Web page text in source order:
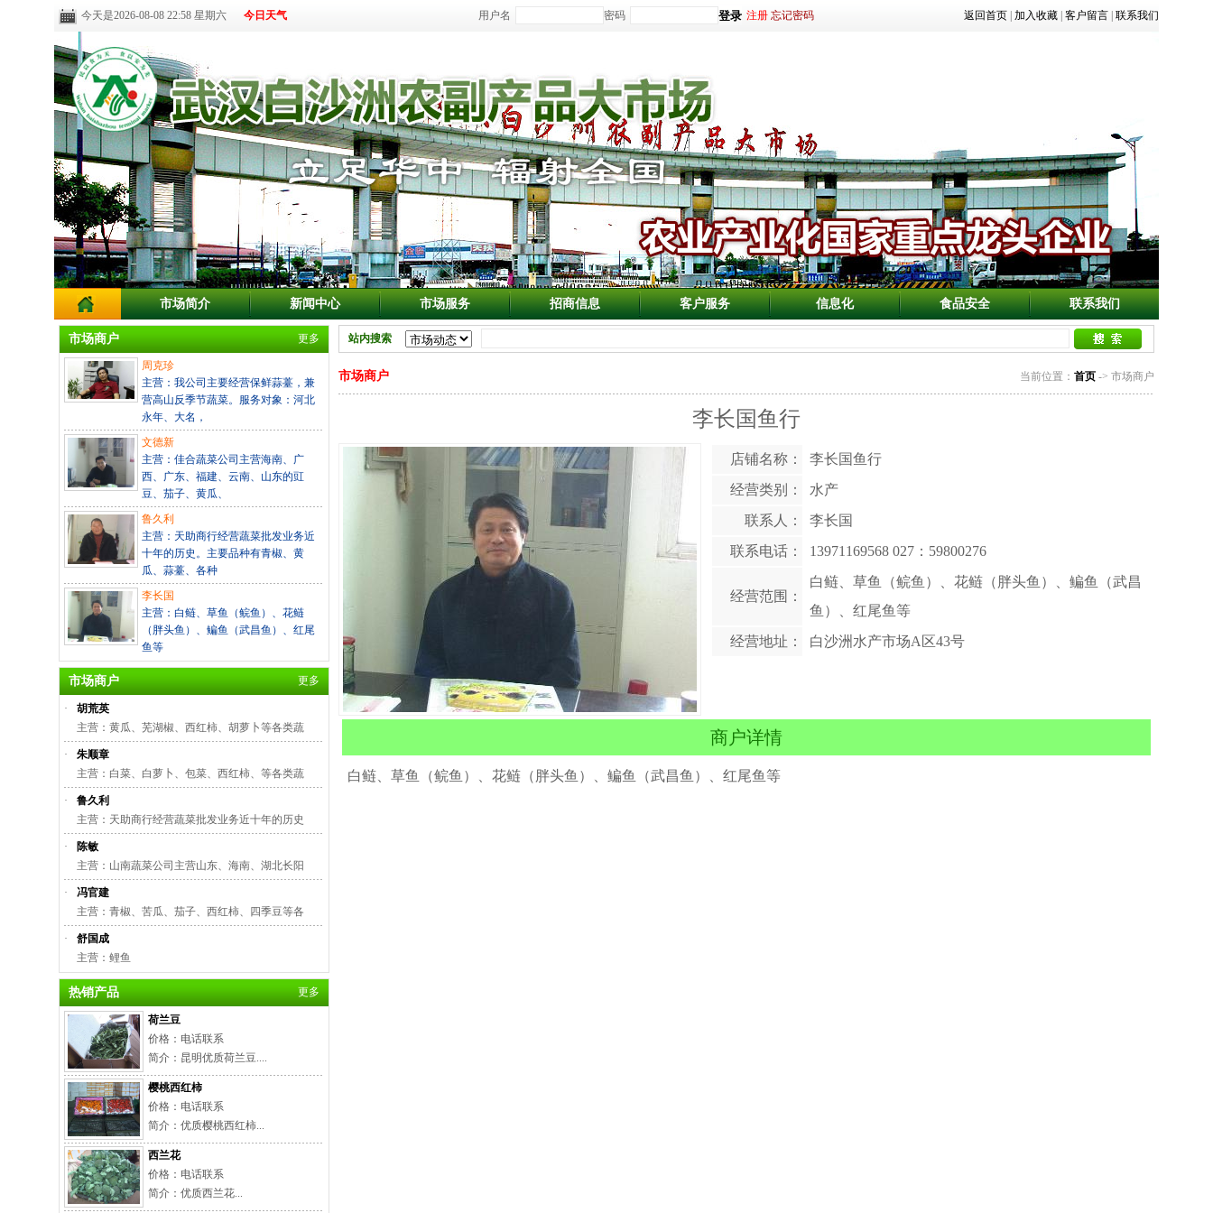
今天是2026-08-08 22:58 星期六 今日天气 用户名 密码 注册 忘记密码 返回首页 加入收藏 客户留言 联系我们
市场简介 新闻中心 市场服务 招商信息 客户服务 信息化 食品安全 联系我们
市场商户 更多
周克珍
主营：我公司主要经营保鲜蒜薹，兼
营高山反季节蔬菜。服务对象：河北
永年、大名，
文德新
主营：佳合蔬菜公司主营海南、广
西、广东、福建、云南、山东的豇
豆、茄子、黄瓜、
鲁久利
主营：天助商行经营蔬菜批发业务近
十年的历史。主要品种有青椒、黄
瓜、蒜薹、各种
李长国
主营：白鲢、草鱼（鲩鱼）、花鲢
（胖头鱼）、鳊鱼（武昌鱼）、红尾
鱼等
市场商户 更多
·
胡荒英
主营：黄瓜、芜湖椒、西红柿、胡萝卜等各类蔬
·
朱顺章
主营：白菜、白萝卜、包菜、西红柿、等各类蔬
·
鲁久利
主营：天助商行经营蔬菜批发业务近十年的历史
·
陈敏
主营：山南蔬菜公司主营山东、海南、湖北长阳
·
冯官建
主营：青椒、苦瓜、茄子、西红柿、四季豆等各
·
舒国成
主营：鲤鱼
热销产品 更多
荷兰豆
价格：电话联系
简介：昆明优质荷兰豆....
樱桃西红柿
价格：电话联系
简介：优质樱桃西红柿...
西兰花
价格：电话联系
简介：优质西兰花...
站内搜索
市场商户 当前位置： 首页 -> 市场商户
李长国鱼行
店铺名称：
李长国鱼行
经营类别：
水产
联系人：
李长国
联系电话：
13971169568 027：59800276
经营范围：
白鲢、草鱼（鲩鱼）、花鲢（胖头鱼）、鳊鱼（武昌
鱼）、红尾鱼等
经营地址：
白沙洲水产市场A区43号
商户详情
白鲢、草鱼（鲩鱼）、花鲢（胖头鱼）、鳊鱼（武昌鱼）、红尾鱼等